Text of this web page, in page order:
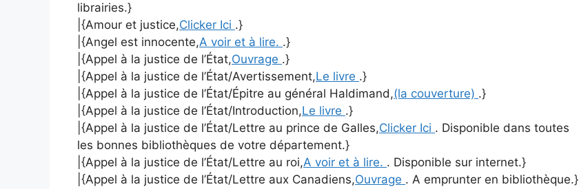
librairies.}
|{Amour et justice,Clicker Ici .}
|{Angel est innocente,A voir et à lire. .}
|{Appel à la justice de l’État,Ouvrage .}
|{Appel à la justice de l’État/Avertissement,Le livre .}
|{Appel à la justice de l’État/Épitre au général Haldimand,(la couverture) .}
|{Appel à la justice de l’État/Introduction,Le livre .}
|{Appel à la justice de l’État/Lettre au prince de Galles,Clicker Ici . Disponible dans toutes
les bonnes bibliothèques de votre département.}
|{Appel à la justice de l’État/Lettre au roi,A voir et à lire. . Disponible sur internet.}
|{Appel à la justice de l’État/Lettre aux Canadiens,Ouvrage . A emprunter en bibliothèque.}